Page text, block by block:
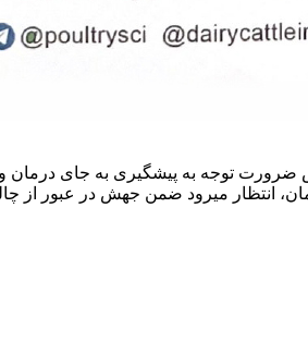
توجه به پیشگیری به جای درمان و
انتظار میرود ضمن جهش در عبور از